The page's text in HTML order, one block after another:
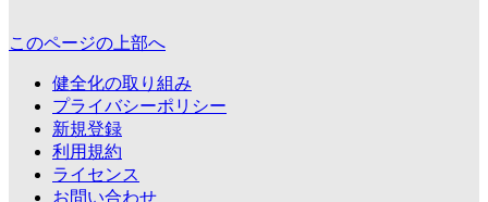
このページの上部へ
健全化の取り組み
プライバシーポリシー
新規登録
利用規約
ライセンス
お問い合わせ